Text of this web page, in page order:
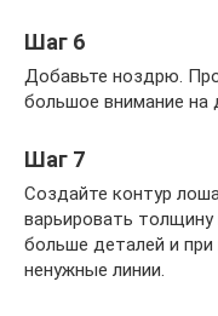
Шаг 6
Добавьте ноздрю.
большое внимание на
Шаг 7
Создайте контур
варьировать толщину
больше деталей и
ненужные линии.